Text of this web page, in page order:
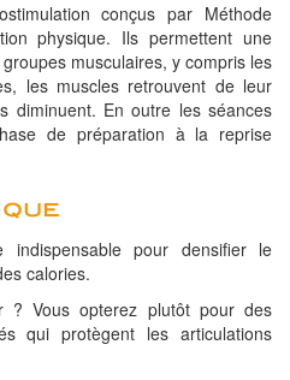
conçus par Méthode
physique. Ils permettent une
musculaires, y compris les
les muscles retrouvent de leur
diminuent. En outre les séances
de préparation à la reprise
indispensable pour densifier le
calories.
? Vous opterez plutôt pour des
qui protègent les articulations